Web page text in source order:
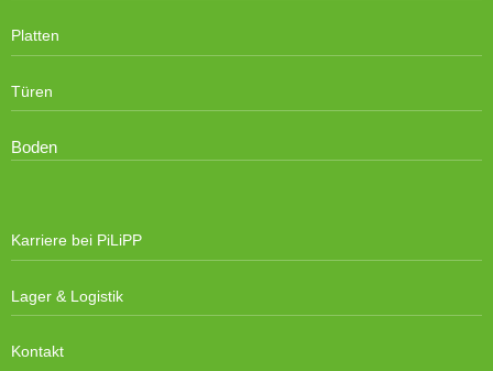
Platten
Türen
Boden
Karriere bei PiLiPP
Lager & Logistik
Kontakt